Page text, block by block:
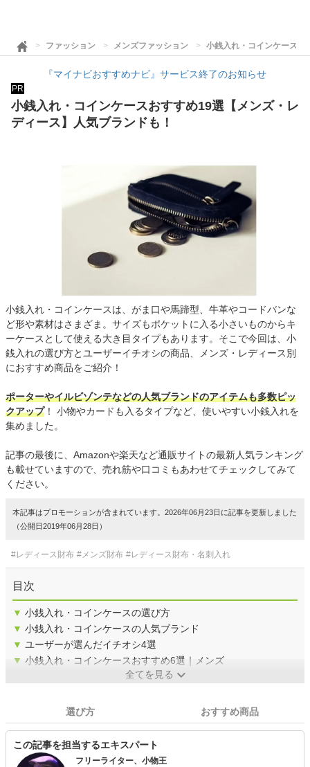
ファッション メンズファッション 小銭入れ・コインケースお
『マイナビおすすめナビ』サービス終了のお知らせ
PR
小銭入れ・コインケースおすすめ19選【メンズ・レ
ディース】人気ブランドも！
小銭入れ・コインケースは、がま口や馬蹄型、牛革やコードバンな
ど形や素材はさまざま。サイズもポケットに入る小さいものからキ
ーケースとして使える大き目タイプもあります。そこで今回は、小
銭入れの選び方とユーザーイチオシの商品、メンズ・レディース別
におすすめ商品をご紹介！
ポーターやイルビゾンテなどの人気ブランドのアイテムも多数ピッ
クアップ！ 小物やカードも入るタイプなど、使いやすい小銭入れを
集めました。
記事の最後に、Amazonや楽天など通販サイトの最新人気ランキング
も載せていますので、売れ筋や口コミもあわせてチェックしてみて
ください。
本記事はプロモーションが含まれています。2026年06月23日に記事を更新しました
（公開日2019年06月28日）
#レディース財布 #メンズ財布 #レディース財布・名刺入れ
目次
▼ 小銭入れ・コインケースの選び方
▼ 小銭入れ・コインケースの人気ブランド
▼ ユーザーが選んだイチオシ4選
▼ 小銭入れ・コインケースおすすめ6選｜メンズ
全てを見る
選び方 おすすめ商品
この記事を担当するエキスパート
フリーライター、小物王